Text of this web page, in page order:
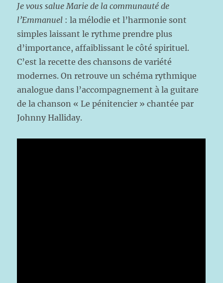
Je vous salue Marie de la communauté de
l’Emmanuel : la mélodie et l’harmonie sont
simples laissant le rythme prendre plus
d’importance, affaiblissant le côté spirituel.
C’est la recette des chansons de variété
modernes. On retrouve un schéma rythmique
analogue dans l’accompagnement à la guitare
de la chanson « Le pénitencier » chantée par
Johnny Halliday.